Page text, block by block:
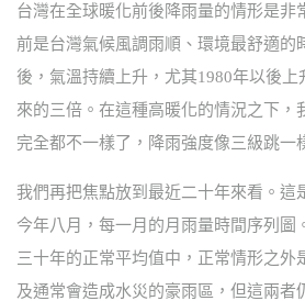
台灣在全球暖化前後降雨量的情形是非
前是台灣氣候風調雨順、環境最舒適的
後，氣溫持續上升，尤其1980年以後
來的三倍。在這種高暖化的情況之下，
完全都不一樣了，降雨強度像三級跳一
我們再把焦點放到最近二十年來看。這
今年八月，每一月的月雨量時間序列圖
三十年的正常平均值中，正常情形之外
及通常會造成水災的豪雨區，但這兩者